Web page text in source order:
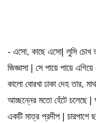
- এসো, কাছে এসো| লুসি চোখ
জিজ্ঞাসা | সে পায়ে পায়ে
কালো বোরখা ঢাকা দেহ তার,
আচ্ছন্নের মতো হেঁটে চলেছে |
একটি মাত্র প্রদীপ |